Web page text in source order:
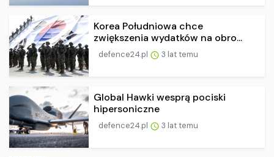
Korea Południowa chce
zwiększenia wydatków na obro...
defence24.pl 3 lat temu
Global Hawki wesprą pociski
hipersoniczne
defence24.pl 3 lat temu